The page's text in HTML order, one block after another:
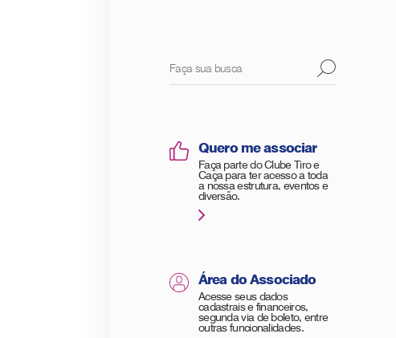
Quero me associar
Faça parte do Clube Tiro e
Caça para ter acesso a toda
a nossa estrutura, eventos e
diversão.
Área do Associado
Acesse seus dados
cadastrais e financeiros,
segunda via de boleto, entre
outras funcionalidades.